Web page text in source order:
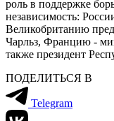
роль в поддержке
независимость:
Великобританию
Чарльз, Францию -
также президент
ПОДЕЛИТЬСЯ В
Telegram